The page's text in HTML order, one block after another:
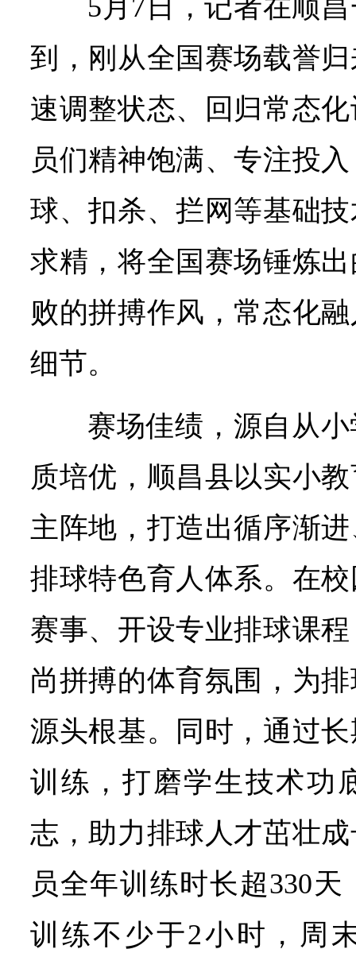
5月7日，记者在顺
到，刚从全国赛场载誉
速调整状态、回归常态
员们精神饱满、专注投
球、扣杀、拦网等基础
求精，将全国赛场锤炼
败的拼搏作风，常态化
细节。
赛场佳绩，源自从
质培优，顺昌县以实小
主阵地，打造出循序渐
排球特色育人体系。在
赛事、开设专业排球课
尚拼搏的体育氛围，为
源头根基。同时，通过
训练，打磨学生技术功
志，助力排球人才茁壮
员全年训练时长超330
训练不少于2小时，周